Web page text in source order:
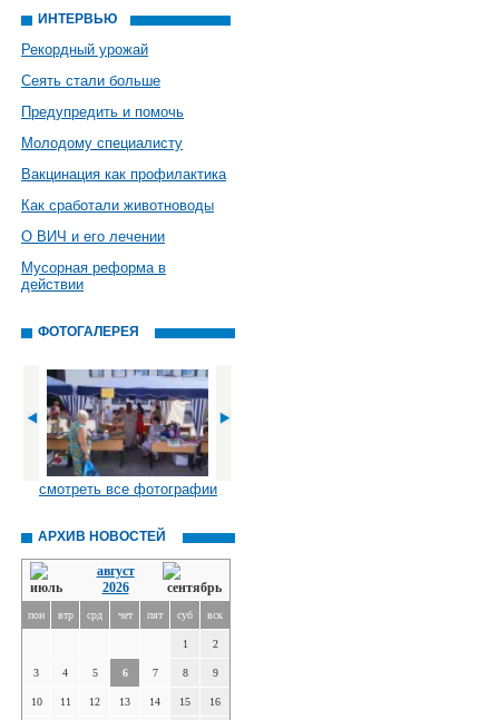
ИНТЕРВЬЮ
Рекордный урожай
Сеять стали больше
Предупредить и помочь
Молодому специалисту
Вакцинация как профилактика
Как сработали животноводы
О ВИЧ и его лечении
Мусорная реформа в
действии
ФОТОГАЛЕРЕЯ
смотреть все фотографии
АРХИВ НОВОСТЕЙ
август
2026
пон втр срд чет пят суб вск
1 2
3 4 5 6 7 8 9
10 11 12 13 14 15 16